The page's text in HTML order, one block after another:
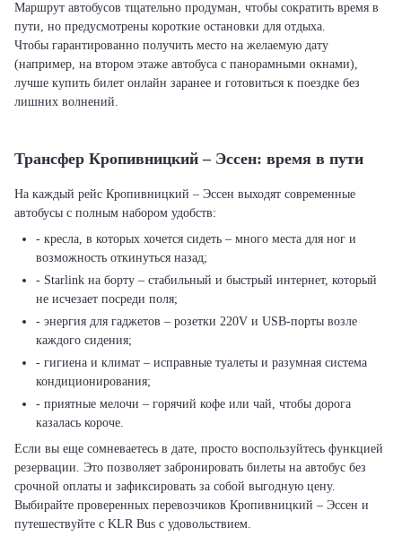
Маршрут автобусов тщательно продуман, чтобы сократить время в
пути, но предусмотрены короткие остановки для отдыха.
Чтобы гарантированно получить место на желаемую дату
(например, на втором этаже автобуса с панорамными окнами),
лучше купить билет онлайн заранее и готовиться к поездке без
лишних волнений.
Трансфер Кропивницкий – Эссен: время в пути
На каждый рейс Кропивницкий – Эссен выходят современные
автобусы с полным набором удобств:
- кресла, в которых хочется сидеть – много места для ног и
возможность откинуться назад;
- Starlink на борту – стабильный и быстрый интернет, который
не исчезает посреди поля;
- энергия для гаджетов – розетки 220V и USB-порты возле
каждого сидения;
- гигиена и климат – исправные туалеты и разумная система
кондиционирования;
- приятные мелочи – горячий кофе или чай, чтобы дорога
казалась короче.
Если вы еще сомневаетесь в дате, просто воспользуйтесь функцией
резервации. Это позволяет забронировать билеты на автобус без
срочной оплаты и зафиксировать за собой выгодную цену.
Выбирайте проверенных перевозчиков Кропивницкий – Эссен и
путешествуйте с KLR Bus с удовольствием.